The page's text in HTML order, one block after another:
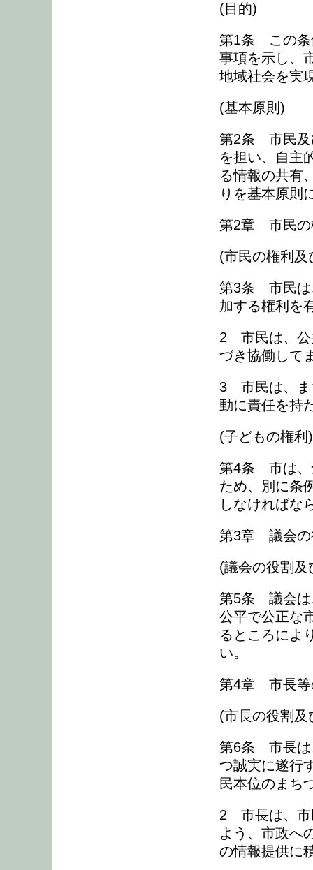
(目的)
第1条 この条
事項を示し、
地域社会を実
(基本原則)
第2条 市民及
を担い、自主
る情報の共有
りを基本原則
第2章 市民の
(市民の権利及
第3条 市民は
加する権利を
2 市民は、公
づき協働して
3 市民は、ま
動に責任を持
(子どもの権利)
第4条 市は、
ため、別に条
しなければな
第3章 議会の
(議会の役割及
第5条 議会は
公平で公正な
るところによ
い。
第4章 市長等
(市長の役割及
第6条 市長は
つ誠実に遂行
民本位のまち
2 市長は、市
よう、市政へ
の情報提供に